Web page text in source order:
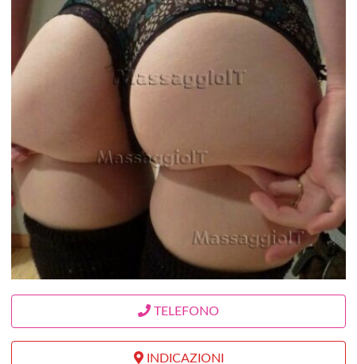
TELEFONO
INDICAZIONI